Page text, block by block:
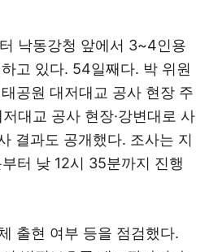
낙동강청 앞에서 3~4인용
고 있다. 54일째다. 박 위원
공원 대저대교 공사 현장 주
대교 공사 현장·강변대로 사
결과도 공개했다. 조사는 지
터 낮 12시 35분까지 진행
출현 여부 등을 점검했다.